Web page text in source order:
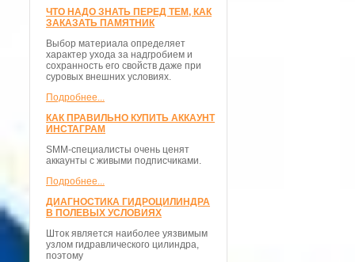
ЧТО НАДО ЗНАТЬ ПЕРЕД ТЕМ, КАК
ЗАКАЗАТЬ ПАМЯТНИК
Выбор материала определяет
характер ухода за надгробием и
сохранность его свойств даже при
суровых внешних условиях.
Подробнее...
КАК ПРАВИЛЬНО КУПИТЬ АККАУНТ
ИНСТАГРАМ
SMM-специалисты очень ценят
аккаунты с живыми подписчиками.
Подробнее...
ДИАГНОСТИКА ГИДРОЦИЛИНДРА
В ПОЛЕВЫХ УСЛОВИЯХ
Шток является наиболее уязвимым
узлом гидравлического цилиндра,
поэтому